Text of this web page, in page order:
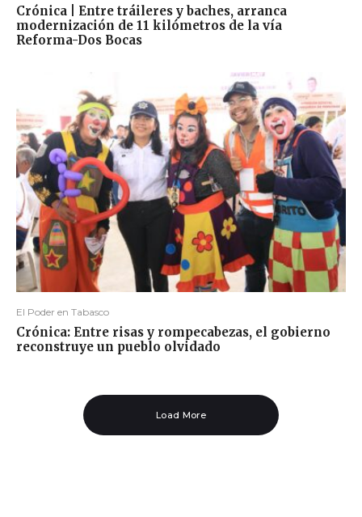
Crónica | Entre tráileres y baches, arranca
modernización de 11 kilómetros de la vía
Reforma-Dos Bocas
El Poder en Tabasco
Crónica: Entre risas y rompecabezas, el gobierno
reconstruye un pueblo olvidado
Load More